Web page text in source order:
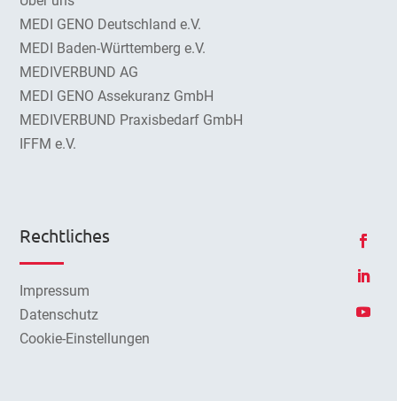
MEDI GENO Deutschland e.V.
MEDI Baden-Württemberg e.V.
MEDIVERBUND AG
MEDI GENO Assekuranz GmbH
MEDIVERBUND Praxisbedarf GmbH
IFFM e.V.
Rechtliches
Impressum
Datenschutz
Cookie-Einstellungen